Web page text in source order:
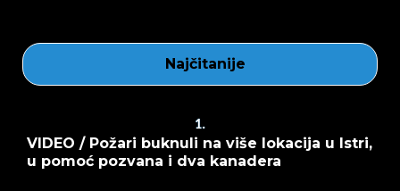
Najčitanije
1.
VIDEO / Požari buknuli na više lokacija u Istri,
u pomoć pozvana i dva kanadera